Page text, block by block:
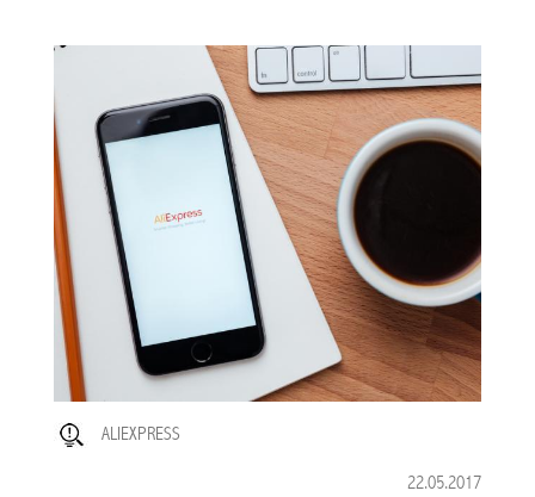
ALIEXPRESS
22.05.2017